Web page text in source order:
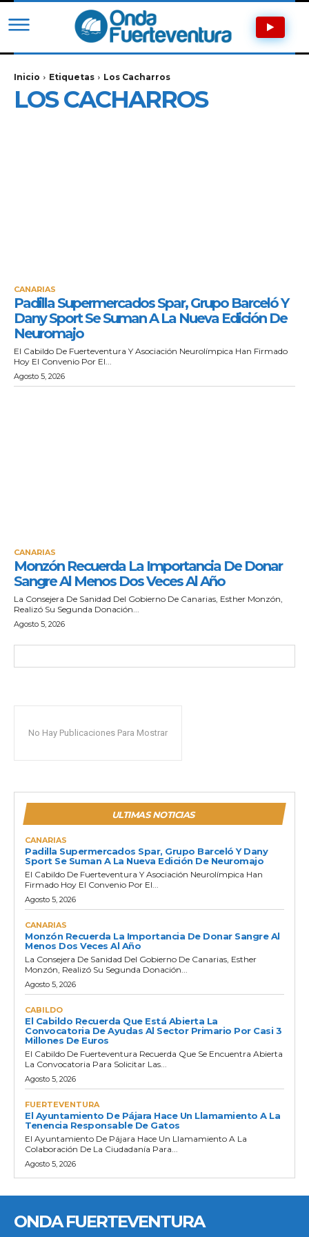
Inicio Etiquetas Los Cacharros
LOS CACHARROS
CANARIAS
Padilla Supermercados Spar, Grupo Barceló Y
Dany Sport Se Suman A La Nueva Edición De
Neuromajo
El Cabildo De Fuerteventura Y Asociación Neurolímpica Han Firmado
Hoy El Convenio Por El...
Agosto 5, 2026
CANARIAS
Monzón Recuerda La Importancia De Donar
Sangre Al Menos Dos Veces Al Año
La Consejera De Sanidad Del Gobierno De Canarias, Esther Monzón,
Realizó Su Segunda Donación...
Agosto 5, 2026
No Hay Publicaciones Para Mostrar
ULTIMAS NOTICIAS
CANARIAS
Padilla Supermercados Spar, Grupo Barceló Y Dany
Sport Se Suman A La Nueva Edición De Neuromajo
El Cabildo De Fuerteventura Y Asociación Neurolímpica Han
Firmado Hoy El Convenio Por El...
Agosto 5, 2026
CANARIAS
Monzón Recuerda La Importancia De Donar Sangre Al
Menos Dos Veces Al Año
La Consejera De Sanidad Del Gobierno De Canarias, Esther
Monzón, Realizó Su Segunda Donación...
Agosto 5, 2026
CABILDO
El Cabildo Recuerda Que Está Abierta La
Convocatoria De Ayudas Al Sector Primario Por Casi 3
Millones De Euros
El Cabildo De Fuerteventura Recuerda Que Se Encuentra Abierta
La Convocatoria Para Solicitar Las...
Agosto 5, 2026
FUERTEVENTURA
El Ayuntamiento De Pájara Hace Un Llamamiento A La
Tenencia Responsable De Gatos
El Ayuntamiento De Pájara Hace Un Llamamiento A La
Colaboración De La Ciudadanía Para...
Agosto 5, 2026
ONDA FUERTEVENTURA